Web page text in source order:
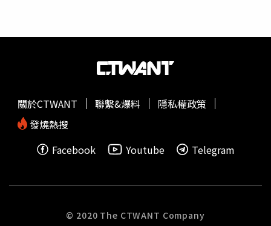
可自行選擇烹調方式，並提供代客料理服務。值得一提的
餐、自由搭配的用餐方式，隔壁正好是《Sakemaru》清酒
專門店。清酒達人推薦，「台式生醃醬蟹」可搭配「篠峯愛
白酸度解膩又能打開味蕾敏感度，能細品到蟹肉的甜味，享
受台式海味與日式酒香交織的美好。福容大飯店今年夏天再
地食材。為了讓消費者品嚐到最鮮甜的海味，福容大飯店行
「澎嶼宴」海鮮桶以重磅鐵桶傾倒上桌，霸氣十足，彷彿親
關於CTWANT 聯繫&爆料
隱私權政策
發燒熱搜
Facebook
Youtube Telegram
© 2020 The CTWANT Company